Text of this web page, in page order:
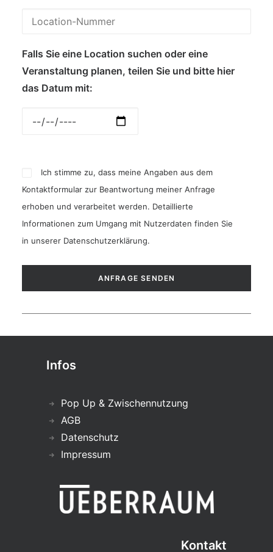
Falls Sie eine Location suchen oder eine
Veranstaltung planen, teilen Sie und bitte hier
das Datum mit:
Ich stimme zu, dass meine Angaben aus dem
Kontaktformular zur Beantwortung meiner Anfrage
erhoben und verarbeitet werden. Detaillierte
Informationen zum Umgang mit Nutzerdaten finden Sie
in unserer Datenschutzerklärung.
Infos
Pop Up & Zwischennutzung
AGB
Datenschutz
Impressum
Kontakt